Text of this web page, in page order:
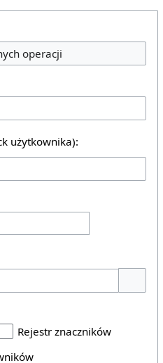
operacji
użytkownika):
Rejestr znaczników